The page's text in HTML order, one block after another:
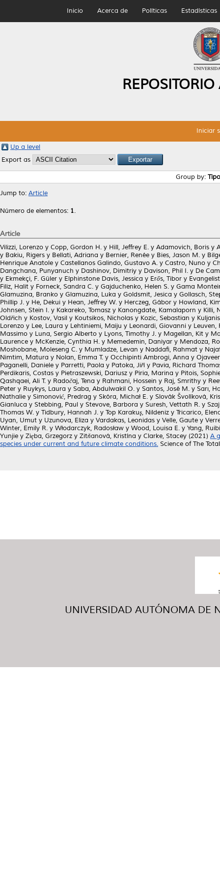
Inicio Acerca de Políticas Estadísticas
Iniciar
Up a level
Export as
Group by:
Jump to: Article
Número de elementos: 1.
Article
Vilizzi, Lorenzo y Copp, Gordon H. y Hill, Jeffrey E. y Adamovich, Boris y
y Bakiu, Rigers y Bellati, Adriana y Bernier, Renée y Bies, Jason M. y
Henrique Anatole y Castellanos Galindo, Gustavo A. y Castro, Nuno y
Dangchana, Punyanuch y Dashinov, Dimitriy y Davison, Phil I. y De
y Ekmekçi, F. Güler y Elphinstone Davis, Jessica y Erős, Tibor y
Filiz, Halit y Forneck, Sandra C. y Gajduchenko, Helen S. y Gama
Glamuzina, Branko y Glamuzina, Luka y Goldsmit, Jesica y Gollasch,
Phillip J. y He, Dekui y Hean, Jeffrey W. y Herczeg, Gábor y Howland,
Johnsen, Stein I. y Kakareko, Tomasz y Kanongdate, Kamalaporn y Killi,
Oldřich y Kostov, Vasil y Koutsikos, Nicholas y Kozic, Sebastian y
Lorenzo y Lee, Laura y Lehtiniemi, Maiju y Leonardi, Giovanni y Leuven,
Massimo y Luna, Sergio Alberto y Lyons, Timothy J. y Magellan, Kit y
Laurence y McKenzie, Cynthia H. y Memedemin, Daniyar y Mendoza,
Moshobane, Moleseng C. y Mumladze, Levan y Naddafi, Rahmat y
Nimtim, Matura y Nolan, Emma T. y Occhipinti Ambrogi, Anna y
Paganelli, Daniele y Parretti, Paola y Patoka, Jiří y Pavia, Richard
Perdikaris, Costas y Pietraszewski, Dariusz y Piria, Marina y Pitois,
Qashqaei, Ali T. y Radočaj, Tena y Rahmani, Hossein y Raj, Smrithy y
Peter y Ruykys, Laura y Saba, Abdulwakil O. y Santos, José M. y Sarı,
Nathalie y Simonović, Predrag y Skóra, Michał E. y Slovák Švolíková,
Gianluca y Stebbing, Paul y Stevove, Barbora y Suresh, Vettath R. y
Thomas W. y Tidbury, Hannah J. y Top Karakuş, Nildeniz y Tricarico,
Uyan, Umut y Uzunova, Eliza y Vardakas, Leonidas y Velle, Gaute y
Winter, Emily R. y Włodarczyk, Radosław y Wood, Louisa E. y Yang,
Yunjie y Zięba, Grzegorz y Zitňanová, Kristína y Clarke, Stacey (2021) A
species under current and future climate conditions. Science of The
UNIVERSIDAD AUTÓNOMA DE